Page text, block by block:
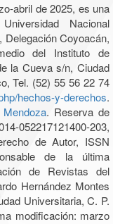
abril de 2025, es una
Nacional
Coyoacán,
del Instituto de
la Cueva s/n, Ciudad
Tel. (52) 55 56 22 74
hechos-y-derechos.
. Reserva de
052217121400-203,
de Autor, ISSN
de la última
de Revistas del
Hernández Montes
Universitaria, C. P.
modificación: marzo